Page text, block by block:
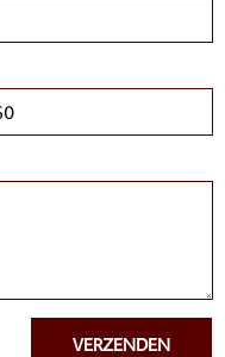
VERZENDEN